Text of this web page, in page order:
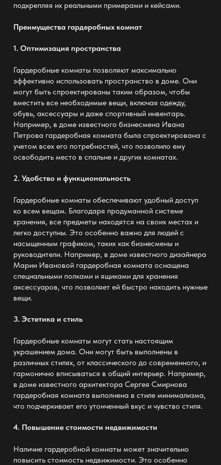
подкрепляя их реальными примерами и кейсами.
Преимущества гардеробных комнат
1. Оптимизация пространства
Гардеробные комнаты позволяют максимально
эффективно использовать пространство в доме. Они
могут быть спроектированы таким образом, чтобы
вместить все необходимые вещи, включая одежду,
обувь, аксессуары и даже спортивный инвентарь.
Например, в доме известного бизнесмена Ивана
Петрова гардеробная комната была спроектирована с
учетом всех его потребностей, что позволило ему
освободить место в спальне и других комнатах.
2. Удобство и функциональность
Гардеробные комнаты обеспечивают удобный доступ
ко всем вещам. Благодаря продуманной системе
хранения, все предметы находятся на своих местах и
легко доступны. Это особенно важно для людей с
насыщенным графиком, таких как бизнесмены и
руководители. Например, в доме известного дизайнера
Марии Ивановой гардеробная комната оснащена
специальными полками и ящиками для хранения
аксессуаров, что позволяет ей быстро находить нужные
вещи.
3. Эстетика и стиль
Гардеробные комнаты могут стать настоящим
украшением дома. Они могут быть выполнены в
различных стилях, от классического до современного, и
гармонично вписываться в общий интерьер. Например,
в доме известного архитектора Сергея Смирнова
гардеробная комната выполнена в стиле минимализма,
что подчеркивает его утонченный вкус и чувство стиля.
4. Повышение стоимости недвижимости
Наличие гардеробной комнаты может значительно
повысить стоимость недвижимости. Это особенно